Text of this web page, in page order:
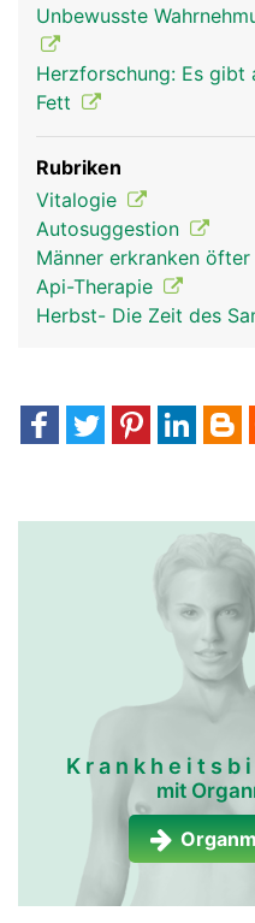
Unbewusste
Herzforschung: Es gibt
Fett
Rubriken
Vitalogie
Autosuggestion
Männer erkranken
Api-Therapie
Herbst- Die Zeit des
mit